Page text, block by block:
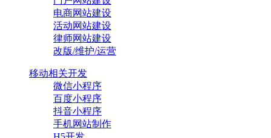
电商网站建设
活动网站建设
律师网站建设
改版/维护/运营
移动相关开发
微信小程序
百度小程序
抖音小程序
手机网站制作